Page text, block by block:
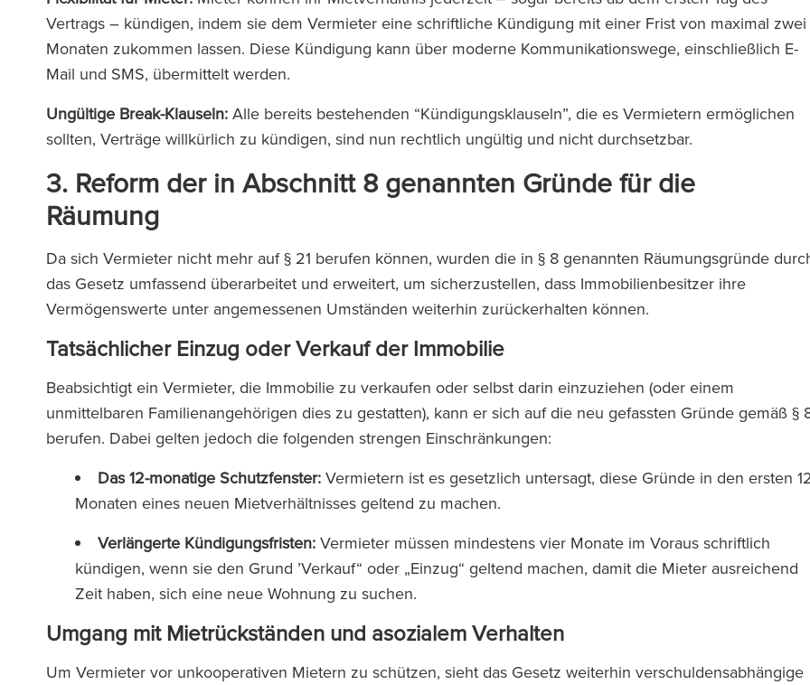
Vertrags – kündigen, indem sie dem Vermieter eine schriftliche Kündigung mit einer Frist von maximal zwei
Monaten zukommen lassen. Diese Kündigung kann über moderne Kommunikationswege, einschließlich E-
Mail und SMS, übermittelt werden.
Ungültige Break-Klauseln: Alle bereits bestehenden “Kündigungsklauseln”, die es Vermietern ermöglichen
sollten, Verträge willkürlich zu kündigen, sind nun rechtlich ungültig und nicht durchsetzbar.
3. Reform der in Abschnitt 8 genannten Gründe für die
Räumung
Da sich Vermieter nicht mehr auf § 21 berufen können, wurden die in § 8 genannten Räumungsgründe
das Gesetz umfassend überarbeitet und erweitert, um sicherzustellen, dass Immobilienbesitzer ihre
Vermögenswerte unter angemessenen Umständen weiterhin zurückerhalten können.
Tatsächlicher Einzug oder Verkauf der Immobilie
Beabsichtigt ein Vermieter, die Immobilie zu verkaufen oder selbst darin einzuziehen (oder einem
unmittelbaren Familienangehörigen dies zu gestatten), kann er sich auf die neu gefassten Gründe gemäß §
berufen. Dabei gelten jedoch die folgenden strengen Einschränkungen:
Das 12-monatige Schutzfenster: Vermietern ist es gesetzlich untersagt, diese Gründe in den ersten
Monaten eines neuen Mietverhältnisses geltend zu machen.
Verlängerte Kündigungsfristen: Vermieter müssen mindestens vier Monate im Voraus schriftlich
kündigen, wenn sie den Grund ’Verkauf“ oder „Einzug“ geltend machen, damit die Mieter ausreichend
Zeit haben, sich eine neue Wohnung zu suchen.
Umgang mit Mietrückständen und asozialem Verhalten
Um Vermieter vor unkooperativen Mietern zu schützen, sieht das Gesetz weiterhin verschuldensabhängige